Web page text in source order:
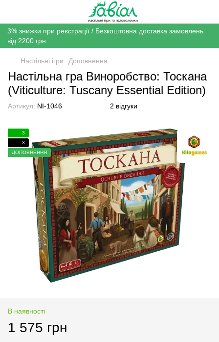
3% знижки при реєстрації / Безкоштовна доставка замовлень
від 2200 грн.
Настільні ігри Доповнення
Настільна гра Виноробство: Тоскана
(Viticulture: Tuscany Essential Edition)
Артикул: NI-1046 2 відгуки
3
3
ДОПОВНЕННЯ
В наявності
1 575 грн